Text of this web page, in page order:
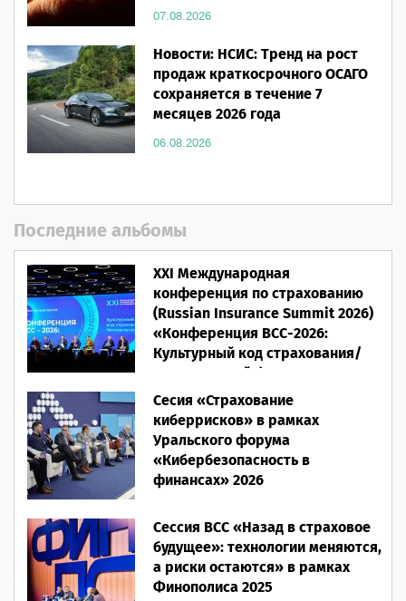
07.08.2026
Новости: НСИС: Тренд на рост
продаж краткосрочного ОСАГО
сохраняется в течение 7
месяцев 2026 года
06.08.2026
Последние альбомы
XXI Международная
конференция по страхованию
(Russian Insurance Summit 2026)
«Конференция ВСС-2026:
Культурный код страхования/
Человеческий фактор»
28.05.2026
Сесия «Страхование
киберрисков» в рамках
Уральского форума
«Кибербезопасность в
финансах» 2026
Сессия ВСС «Назад в страховое
будущее»: технологии меняются,
а риски остаются» в рамках
Финополиса 2025